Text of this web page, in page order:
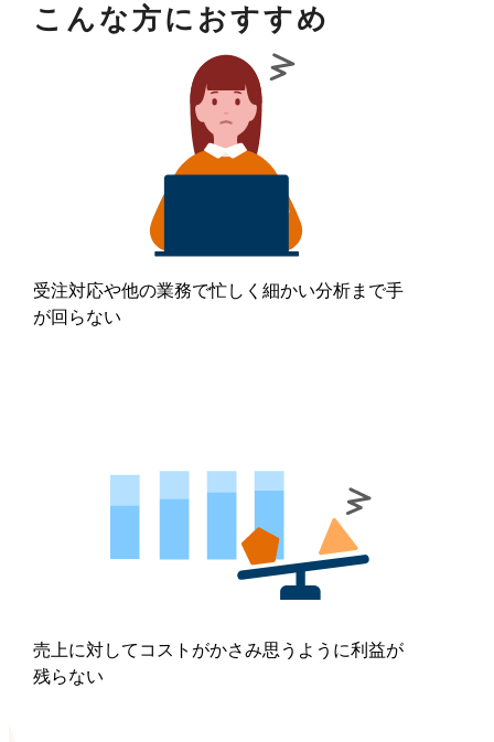
こんな方におすすめ
受注対応や他の業務で忙しく細かい分析まで手
が回らない
売上に対してコストがかさみ思うように利益が
残らない